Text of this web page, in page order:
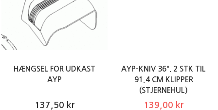
HÆNGSEL FOR UDKAST
AYP
137,50 kr
AYP-KNIV 36". 2 STK TIL
91,4 CM KLIPPER
(STJERNEHUL)
139,00 kr